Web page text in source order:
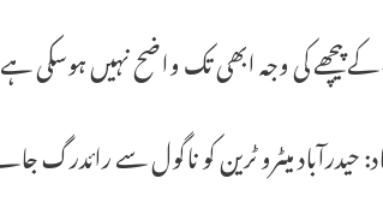
پیچھے کی وجہ ابھی تک واضح نہیں ہوسکی
حیدرآباد میٹرو ٹرین کو ناگول سے رائدرگ جانے کے